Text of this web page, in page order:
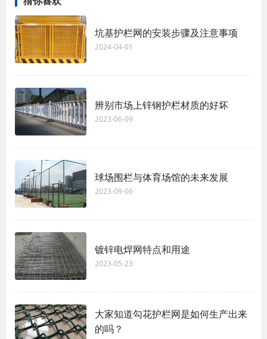
坑基护栏网的安装步骤及注意事项
2024-04-01
辨别市场上锌钢护栏材质的好坏
2023-06-09
球场围栏与体育场馆的未来发展
2023-09-06
镀锌电焊网特点和用途
2023-05-23
大家知道勾花护栏网是如何生产出来
的吗？